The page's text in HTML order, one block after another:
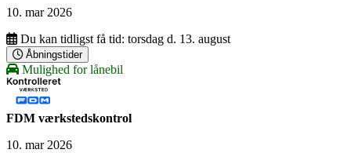
10. mar 2026
Du kan tidligst få tid: torsdag d. 13. august
Åbningstider
Mulighed for lånebil
FDM værkstedskontrol
10. mar 2026